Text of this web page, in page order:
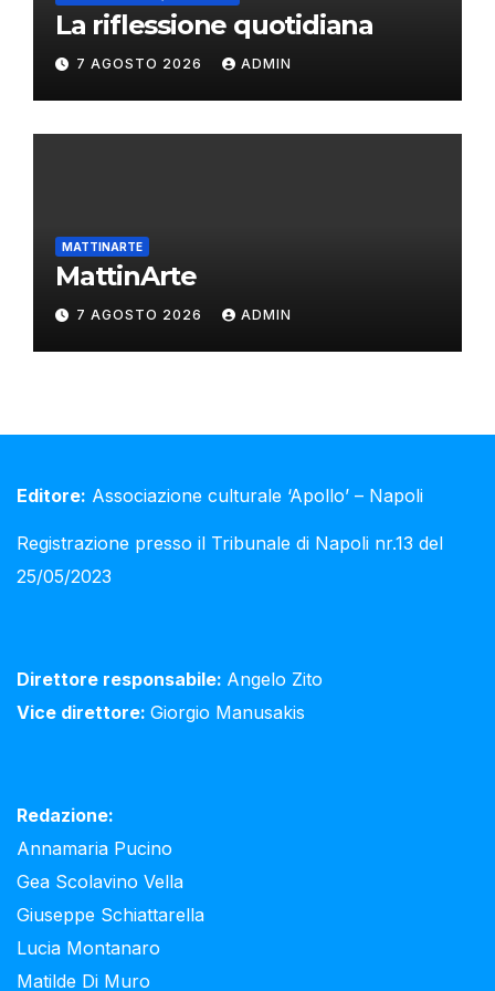
La riflessione quotidiana
7 AGOSTO 2026 ADMIN
MATTINARTE
MattinArte
7 AGOSTO 2026 ADMIN
Editore: Associazione culturale ‘Apollo’ – Napoli
Registrazione presso il Tribunale di Napoli nr.13 del
25/05/2023
Direttore responsabile: Angelo Zito
Vice direttore: Giorgio Manusakis
Redazione:
Annamaria Pucino
Gea Scolavino Vella
Giuseppe Schiattarella
Lucia Montanaro
Matilde Di Muro